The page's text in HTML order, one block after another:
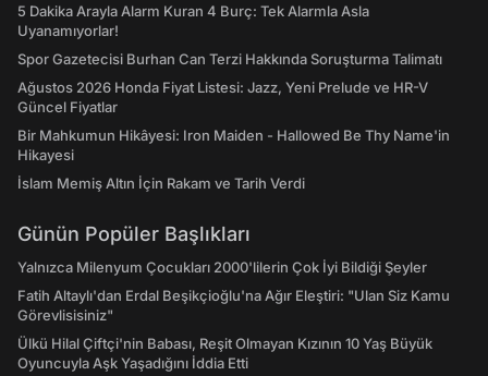
5 Dakika Arayla Alarm Kuran 4 Burç: Tek Alarmla Asla
Uyanamıyorlar!
Spor Gazetecisi Burhan Can Terzi Hakkında Soruşturma Talimatı
Ağustos 2026 Honda Fiyat Listesi: Jazz, Yeni Prelude ve HR-V
Güncel Fiyatlar
Bir Mahkumun Hikâyesi: Iron Maiden - Hallowed Be Thy Name'in
Hikayesi
İslam Memiş Altın İçin Rakam ve Tarih Verdi
Günün Popüler Başlıkları
Yalnızca Milenyum Çocukları 2000'lilerin Çok İyi Bildiği Şeyler
Fatih Altaylı'dan Erdal Beşikçioğlu'na Ağır Eleştiri: "Ulan Siz Kamu
Görevlisisiniz"
Ülkü Hilal Çiftçi'nin Babası, Reşit Olmayan Kızının 10 Yaş Büyük
Oyuncuyla Aşk Yaşadığını İddia Etti